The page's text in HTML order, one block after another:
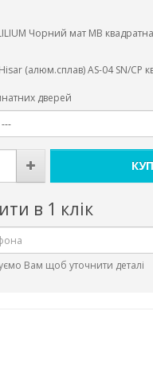
Чорний мат MB
(алюм.сплав) AS-04 SN/CP
дверей
в 1 клік
Вам щоб уточнити деталі